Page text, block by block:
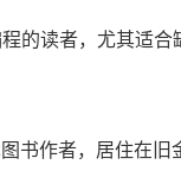
的读者，尤其适
书作者，居住在